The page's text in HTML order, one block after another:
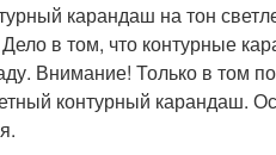
карандаш на тон
в том, что контурные
Внимание! Только в том
контурный карандаш.